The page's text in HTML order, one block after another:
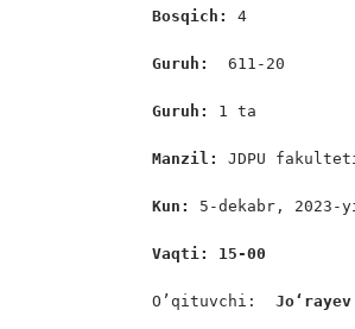
Bosqich: 4
Guruh: 611-20
Guruh: 1 ta
Manzil: JDPU
Kun: 5-dekabr, 2023-
Vaqti: 15-00
O’qituvchi: